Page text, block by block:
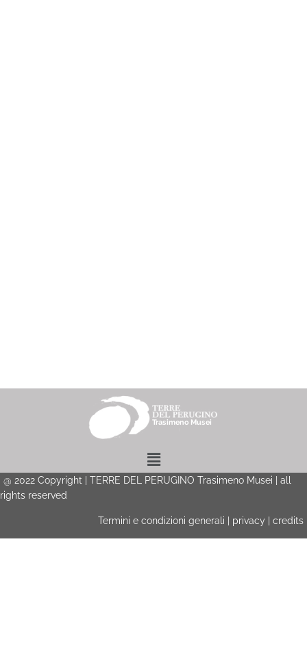
Menu
@ 2022 Copyright | TERRE DEL PERUGINO Trasimeno Musei | all
rights reserved
Termini e condizioni generali privacy credits